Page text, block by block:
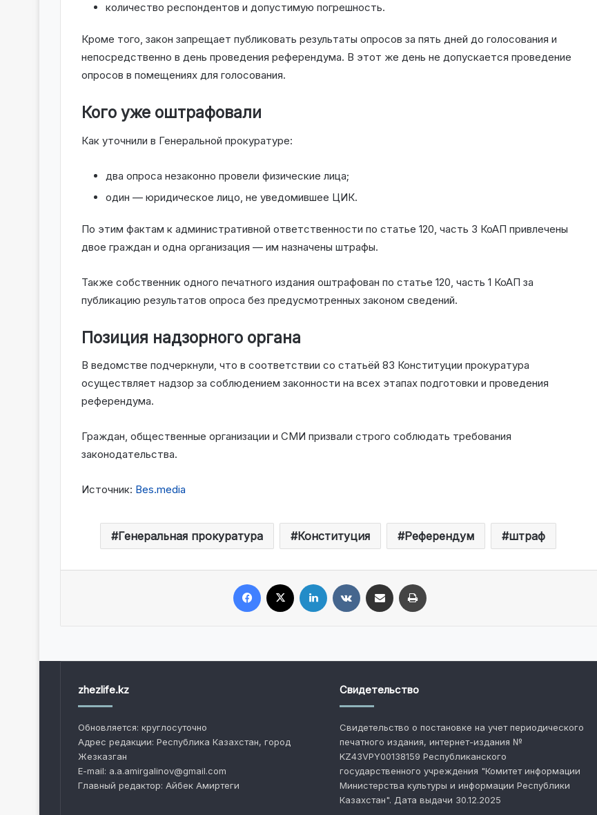
количество респондентов и допустимую погрешность.
Кроме того, закон запрещает публиковать результаты опросов за пять дней до голосования и
непосредственно в день проведения референдума. В этот же день не допускается проведение
опросов в помещениях для голосования.
Кого уже оштрафовали
Как уточнили в Генеральной прокуратуре:
два опроса незаконно провели физические лица;
один — юридическое лицо, не уведомившее ЦИК.
По этим фактам к административной ответственности по статье 120, часть 3 КоАП привлечены
двое граждан и одна организация — им назначены штрафы.
Также собственник одного печатного издания оштрафован по статье 120, часть 1 КоАП за
публикацию результатов опроса без предусмотренных законом сведений.
Позиция надзорного органа
В ведомстве подчеркнули, что в соответствии со статьёй 83 Конституции прокуратура
осуществляет надзор за соблюдением законности на всех этапах подготовки и проведения
референдума.
Граждан, общественные организации и СМИ призвали строго соблюдать требования
законодательства.
Источник: Bes.media
Генеральная прокуратура Конституция Референдум штраф
zhezlife.kz
Обновляется: круглосуточно
Адрес редакции: Республика Казахстан, город
Жезказган
E-mail: a.a.amirgalinov@gmail.com
Главный редактор: Айбек Амиртеги
Свидетельство
Свидетельство о постановке на учет периодического
печатного издания, интернет-издания №
KZ43VPY00138159 Республиканского
государственного учреждения "Комитет информации
Министерства культуры и информации Республики
Казахстан". Дата выдачи 30.12.2025